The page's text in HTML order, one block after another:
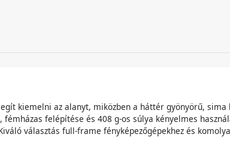
kiemelni az alanyt, miközben a háttér gyönyörű, sima
felépítése és 408 g-os súlya kényelmes
választás full-frame fényképezőgépekhez és